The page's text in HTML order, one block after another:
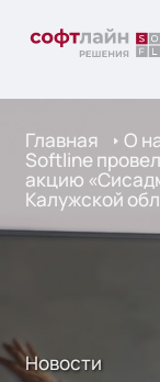
Главная О
Softline
акцию
Калужской
Новости